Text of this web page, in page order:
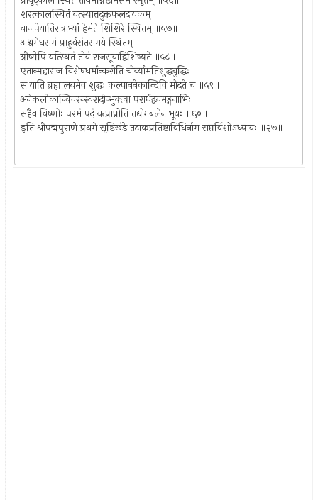
शरत्कालस्थितं यत्स्यात्तदुक्तफलदायकम्
वाजपेयातिरात्राभ्यां हेमंते शिशिरे स्थितम् ॥५७॥
अश्वमेधसमं प्राहुर्वसंतसमये स्थितम्
ग्रीष्मेपि यत्स्थितं तोयं राजसूयाद्विशिष्यते ॥५८॥
एतान्महाराज विशेषधर्मान्करोति चोर्व्यामतिशुद्धबुद्धिः
स याति ब्रह्मालयमेव शुद्धः कल्पाननेकान्दिवि मोदते च ॥५९॥
अनेकलोकान्विचरन्स्वरादीन्भुक्त्वा परार्धद्वयमङ्गनाभिः
सहैव विष्णोः परमं पदं यत्प्राप्नोति तद्योगबलेन भूयः ॥६०॥
इति श्रीपद्मपुराणे प्रथमे सृष्टिखंडे तटाकप्रतिष्ठाविधिर्नाम सप्तविंशोऽध्यायः ॥२७॥